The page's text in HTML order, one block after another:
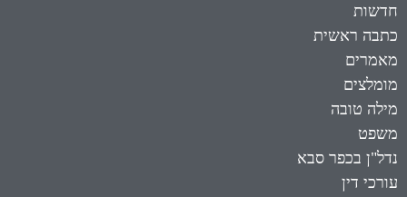
חדשות
כתבה ראשית
מאמרים
מומלצים
מילה טובה
משפט
נדל"ן בכפר סבא
עורכי דין